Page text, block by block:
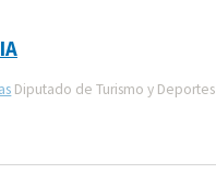
Diputado de Turismo y Deportes